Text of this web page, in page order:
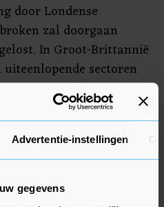
Advertentie-instellingen
gegevens
door Londense
zal doorgaan
In Groot-Brittannië
sectoren
geschillen over
Dat hangt samen
crisis in het